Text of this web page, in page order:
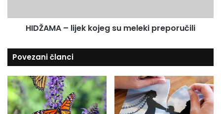
m
c
:
S
a
f
l
e
k
o
j
e
g
HIDŽAMA – lijek kojeg su meleki preporučili
Povezani članci